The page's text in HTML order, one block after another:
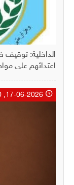
الداخلية:
اعتدائهم على